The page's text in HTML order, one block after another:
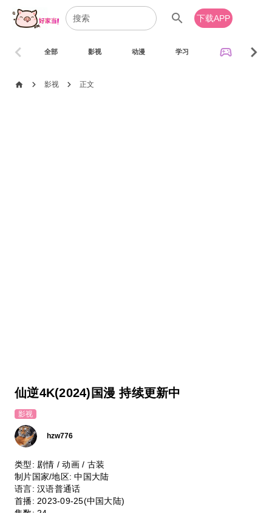
search 下载APP
全部 影视 动漫 学习 sports_esports
chevron_left chevron_right
home chevron_right 影视 chevron_right 正文
仙逆4K(2024)国漫 持续更新中
影视
hzw776
类型: 剧情 / 动画 / 古装
制片国家/地区:中国大陆
语言:汉语普通话
首播: 2023-09-25(中国大陆)